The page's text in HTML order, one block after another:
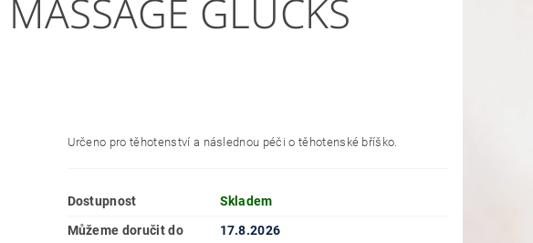
GLÜCKS
Určeno pro těhotenství a následnou péči o těhotenské bříško.
Dostupnost
Skladem
Můžeme doručit do
17.8.2026